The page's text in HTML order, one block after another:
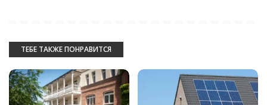
ТЕБЕ ТАКЖЕ ПОНРАВИТСЯ